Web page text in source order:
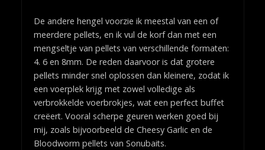
De andere hengel voorzie ik meestal van een of
meerdere pellets, en ik vul de korf dan met een
mengseltje van pellets van verschillende formaten:
4. 6 en 8mm. De reden daarvoor is dat grotere
pellets minder snel oplossen dan kleinere, zodat ik
een voerplek krijg met zowel volledige als
verbrokkelde voerbrokjes, wat een perfect buffet
creëert. Vooral scherpe geuren werken goed bij
mij, zoals bijvoorbeeld de Cheesy Garlic en de
Bloodworm pellets van Sonubaits.